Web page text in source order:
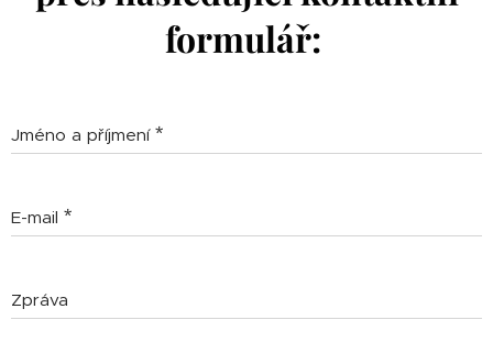
formulář:
Jméno a příjmení
E-mail
Zpráva